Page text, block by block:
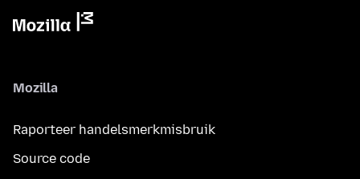
Mozilla
Raporteer handelsmerkmisbruik
Source code